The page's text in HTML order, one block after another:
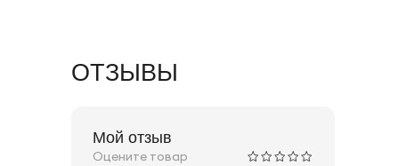
ОТЗЫВЫ
Мой отзыв
Оцените товар